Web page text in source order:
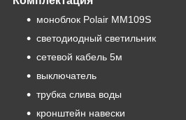
моноблок Polair MM109S
светодиодный светильник
сетевой кабель 5м
выключатель
трубка слива воды
кронштейн навески